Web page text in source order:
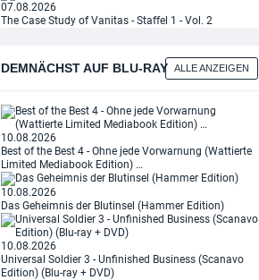
07.08.2026
The Case Study of Vanitas - Staffel 1 - Vol. 2
DEMNÄCHST AUF BLU‑RAY ALLE ANZEIGEN
10.08.2026
Best of the Best 4 - Ohne jede Vorwarnung (Wattierte
Limited Mediabook Edition) …
10.08.2026
Das Geheimnis der Blutinsel (Hammer Edition)
10.08.2026
Universal Soldier 3 - Unfinished Business (Scanavo
Edition) (Blu-ray + DVD)